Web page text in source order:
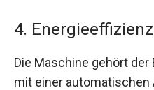
4. Energieeffizienz
Die Maschine gehört
mit einer